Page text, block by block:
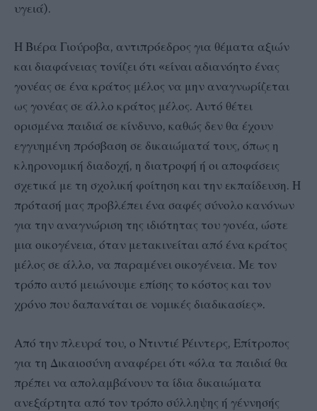
υγειά).
Η Βιέρα Γιούροβα, αντιπρόεδρος για θέματα αξιών
και διαφάνειας τονίζει ότι «είναι αδιανόητο ένας
γονέας σε ένα κράτος μέλος να μην αναγνωρίζεται
ως γονέας σε άλλο κράτος μέλος. Αυτό θέτει
ορισμένα παιδιά σε κίνδυνο, καθώς δεν θα έχουν
εγγυημένη πρόσβαση σε δικαιώματά τους, όπως η
κληρονομική διαδοχή, η διατροφή ή οι αποφάσεις
σχετικά με τη σχολική φοίτηση και την εκπαίδευση. Η
πρότασή μας προβλέπει ένα σαφές σύνολο κανόνων
για την αναγνώριση της ιδιότητας του γονέα, ώστε
μια οικογένεια, όταν μετακινείται από ένα κράτος
μέλος σε άλλο, να παραμένει οικογένεια. Με τον
τρόπο αυτό μειώνουμε επίσης το κόστος και τον
χρόνο που δαπανάται σε νομικές διαδικασίες».
Από την πλευρά του, ο Ντιντιέ Ρέιντερς, Επίτροπος
για τη Δικαιοσύνη αναφέρει ότι «όλα τα παιδιά θα
πρέπει να απολαμβάνουν τα ίδια δικαιώματα
ανεξάρτητα από τον τρόπο σύλληψης ή γέννησής